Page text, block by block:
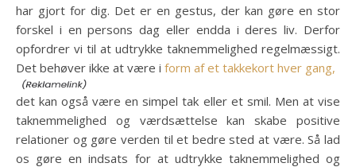
har gjort for dig. Det er en gestus, der kan gøre en stor
forskel i en persons dag eller endda i deres liv. Derfor
opfordrer vi til at udtrykke taknemmelighed regelmæssigt.
Det behøver ikke at være i form af et takkekort hver gang,
det kan også være en simpel tak eller et smil. Men at vise
taknemmelighed og værdsættelse kan skabe positive
relationer og gøre verden til et bedre sted at være. Så lad
os gøre en indsats for at udtrykke taknemmelighed og